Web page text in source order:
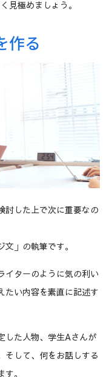
見極めましょう。
作る
討した上で次に重要なの
」の執筆です。
イターのように気の利い
たい内容を素直に記述す
した人物、学生Aさんが
そして、何をお話しする
。